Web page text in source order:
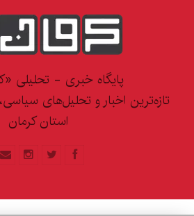
پایگاه خبری - تحلیلی
تازه‌ترین اخبار و تحلیل‌های
استان کرمان